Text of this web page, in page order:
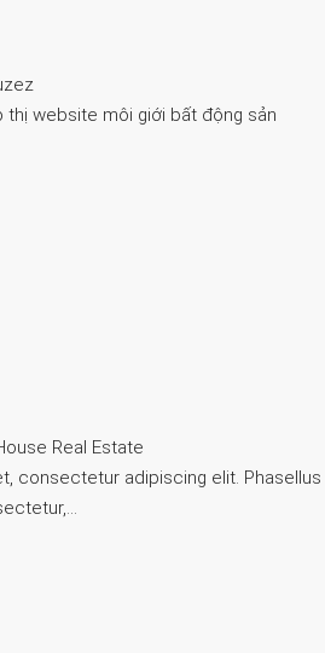
thị website môi giới bất động sản
Real Estate
consectetur adipiscing elit. Phasellus